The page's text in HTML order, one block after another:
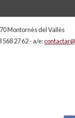
Montornès del Vallès
568 27 62 - a/e: